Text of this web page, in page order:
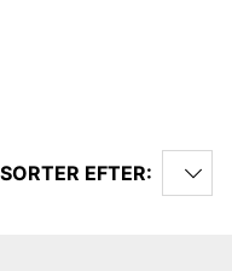
SORTER EFTER: